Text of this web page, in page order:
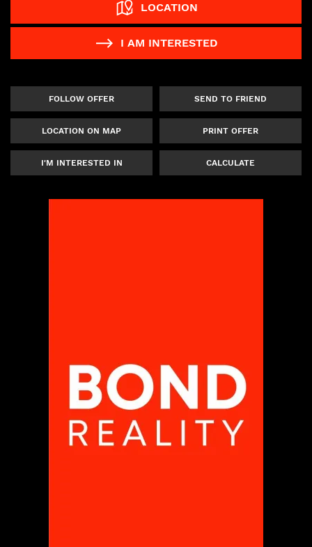
LOCATION
I AM INTERESTED
FOLLOW OFFER SEND TO FRIEND
LOCATION ON MAP PRINT OFFER
I'M INTERESTED IN CALCULATE